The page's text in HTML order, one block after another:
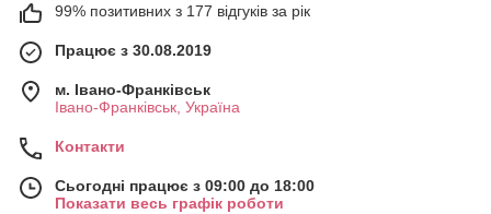
99% позитивних з 177 відгуків за рік
Працює з 30.08.2019
м. Івано-Франківськ
Івано-Франківськ, Україна
Контакти
Сьогодні працює з 09:00 до 18:00
Показати весь графік роботи